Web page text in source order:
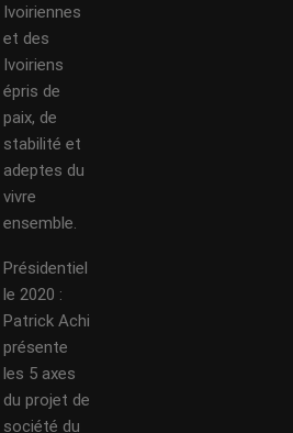
Ivoiriennes
et des
Ivoiriens
épris de
paix, de
stabilité et
adeptes du
vivre
ensemble.
Présidentiel
le 2020 :
Patrick Achi
présente
les 5 axes
du projet de
société du